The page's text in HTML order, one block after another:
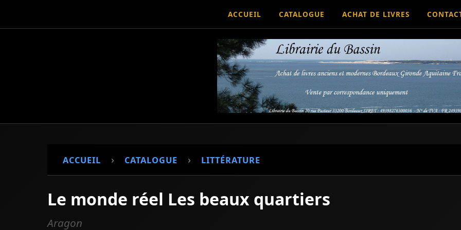
ACCUEIL CATALOGUE ACHAT DE LIVRES
ACCUEIL › CATALOGUE › LITTÉRATURE
Le monde réel Les beaux quartiers
Aragon